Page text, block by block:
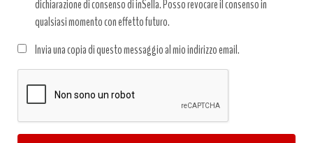
dichiarazione di consenso di inSella. Posso revocare il consenso in
qualsiasi momento con effetto futuro.
dati
*
Invia una copia di questo messaggio al mio indirizzo email.